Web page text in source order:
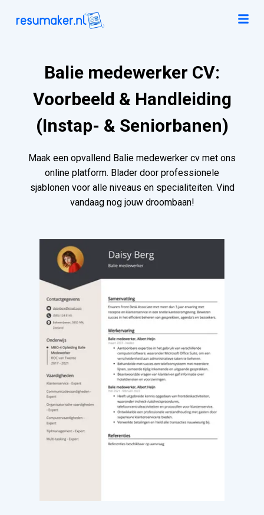
Balie medewerker CV:
Voorbeeld & Handleiding
(Instap- & Seniorbanen)
Maak een opvallend Balie medewerker cv met ons
online platform. Blader door professionele
sjablonen voor alle niveaus en specialiteiten. Vind
vandaag nog jouw droombaan!